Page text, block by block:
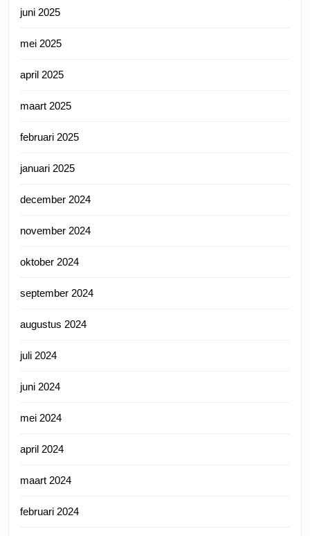
juni 2025
mei 2025
april 2025
maart 2025
februari 2025
januari 2025
december 2024
november 2024
oktober 2024
september 2024
augustus 2024
juli 2024
juni 2024
mei 2024
april 2024
maart 2024
februari 2024